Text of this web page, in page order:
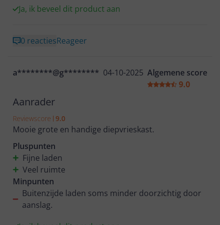
oudere mensen makkelijk te bedienen met
Top kwaliteit
Ja, ik beveel dit product aan
0 reactiesReageer
a********@g******** 04-10-2025 Algemene score
9.0
Aanrader
Reviewscore 9.0
Mooie grote en handige diepvrieskast.
Pluspunten
Fijne laden
Veel ruimte
Minpunten
Buitenzijde laden soms minder doorzichtig door
aanslag.